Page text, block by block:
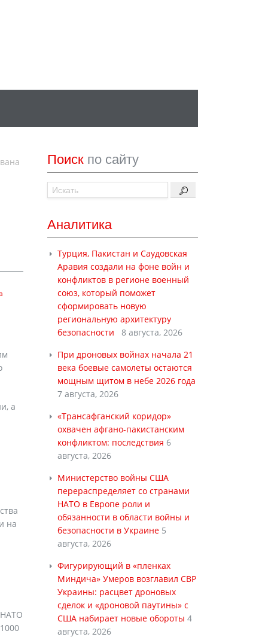
а
на
НАТО
Поиск по сайту
Аналитика
Турция, Пакистан и Саудовская
Аравия создали на фоне войн и
конфликтов в регионе военный
союз, который поможет
сформировать новую
региональную архитектуру
безопасности
8 августа, 2026
При дроновых войнах начала 21
века боевые самолеты остаются
мощным щитом в небе 2026 года
7 августа, 2026
«Трансафганский коридор»
охвачен афгано-пакистанским
конфликтом: последствия 6
августа, 2026
Министерство войны США
перераспределяет со странами
НАТО в Европе роли и
обязанности в области войны и
безопасности в Украине 5
августа, 2026
Фигурирующий в «пленках
Миндича» Умеров возглавил СВР
Украины: расцвет дроновых
сделок и «дроновой паутины» с
США набирает новые обороты 4
августа, 2026